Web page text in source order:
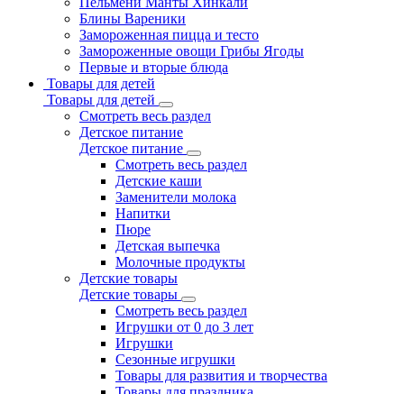
Блины Вареники
Замороженная пицца и тесто
Замороженные овощи Грибы Ягоды
Первые и вторые блюда
Товары для детей
Товары для детей
Смотреть весь раздел
Детское питание
Детское питание
Смотреть весь раздел
Детские каши
Заменители молока
Напитки
Пюре
Детская выпечка
Молочные продукты
Детские товары
Детские товары
Смотреть весь раздел
Игрушки от 0 до 3 лет
Игрушки
Сезонные игрушки
Товары для развития и творчества